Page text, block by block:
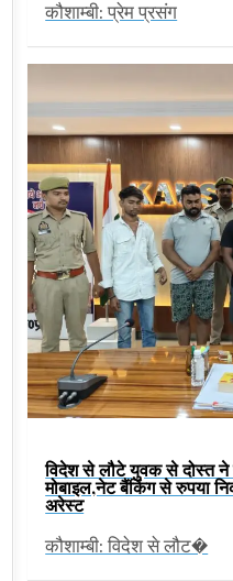
कौशाम्बी: प्रेम प्रसंग
विदेश से लौटे युवक से दोस्त ने
मोबाइल,नेट बैंकिंग से रुपया
अरेस्ट
कौशाम्बी: विदेश से लौट�